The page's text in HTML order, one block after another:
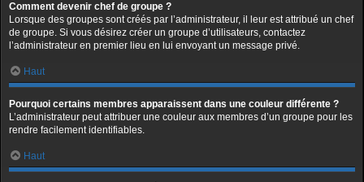
Comment devenir chef de groupe ?
Lorsque des groupes sont créés par l’administrateur, il leur est attribué un chef
de groupe. Si vous désirez créer un groupe d’utilisateurs, contactez
l’administrateur en premier lieu en lui envoyant un message privé.
Haut
Pourquoi certains membres apparaissent dans une couleur différente ?
L’administrateur peut attribuer une couleur aux membres d’un groupe pour les
rendre facilement identifiables.
Haut